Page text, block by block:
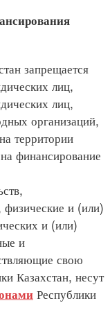
запрещается
лиц,
лиц,
организаций,
территории
финансирование
и (или)
и (или)
и
свою
Казахстан, несут
Республики